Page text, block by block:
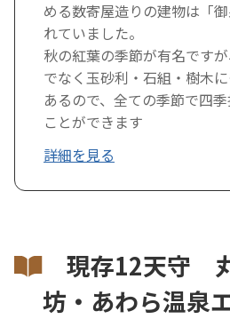
める数寄屋造りの建物は「
れていました。
秋の紅葉の季節が有名です
でなく玉砂利・石組・樹木
あるので、全ての季節で四
ことができます
詳細を見る
現存12天守
坊・あわら温泉